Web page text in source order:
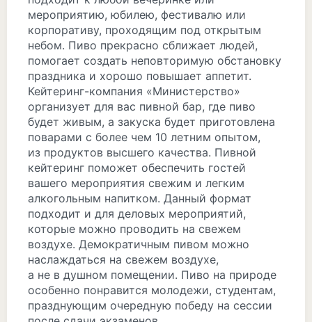
мероприятию, юбилею, фестивалю или
корпоративу, проходящим под открытым
небом. Пиво прекрасно сближает людей,
помогает создать неповторимую обстановку
праздника и хорошо повышает аппетит.
Кейтеринг-компания «Министерство»
организует для вас пивной бар, где пиво
будет живым, а закуска будет приготовлена
поварами с более чем 10 летним опытом,
из продуктов высшего качества. Пивной
кейтеринг поможет обеспечить гостей
вашего мероприятия свежим и легким
алкогольным напитком. Данный формат
подходит и для деловых мероприятий,
которые можно проводить на свежем
воздухе. Демократичным пивом можно
наслаждаться на свежем воздухе,
а не в душном помещении. Пиво на природе
особенно понравится молодежи, студентам,
празднующим очередную победу на сессии